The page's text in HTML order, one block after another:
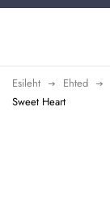
Esileht Ehted
Sweet Heart